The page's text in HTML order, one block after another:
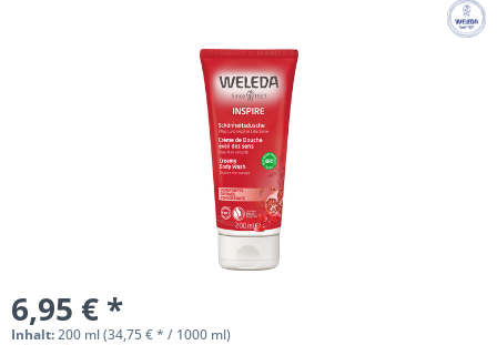
6,95 € *
Inhalt:200 ml (34,75 € * / 1000 ml)